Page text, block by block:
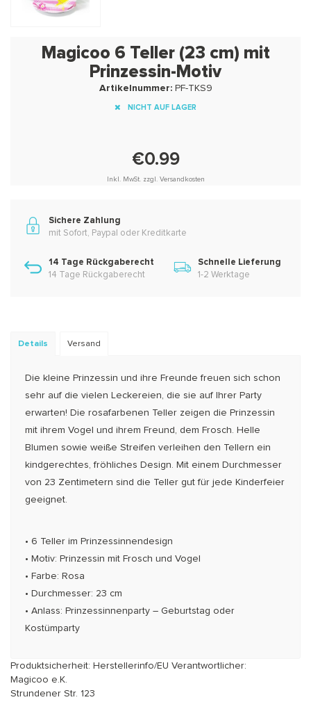
Magicoo 6 Teller (23 cm) mit
Prinzessin-Motiv
Artikelnummer:PF-TKS9
NICHT AUF LAGER
€0.99
Inkl. MwSt. zzgl. Versandkosten
Sichere Zahlung
mit Sofort, Paypal oder Kreditkarte
14 Tage Rückgaberecht
14 Tage Rückgaberecht
Schnelle Lieferung
1-2 Werktage
Details Versand
Die kleine Prinzessin und ihre Freunde freuen sich schon
sehr auf die vielen Leckereien, die sie auf Ihrer Party
erwarten! Die rosafarbenen Teller zeigen die Prinzessin
mit ihrem Vogel und ihrem Freund, dem Frosch. Helle
Blumen sowie weiße Streifen verleihen den Tellern ein
kindgerechtes, fröhliches Design. Mit einem Durchmesser
von 23 Zentimetern sind die Teller gut für jede Kinderfeier
geeignet.
• 6 Teller im Prinzessinnendesign
• Motiv: Prinzessin mit Frosch und Vogel
• Farbe: Rosa
• Durchmesser: 23 cm
• Anlass: Prinzessinnenparty – Geburtstag oder
Kostümparty
Produktsicherheit: Herstellerinfo/EU Verantwortlicher:
Magicoo e.K.
Strundener Str. 123